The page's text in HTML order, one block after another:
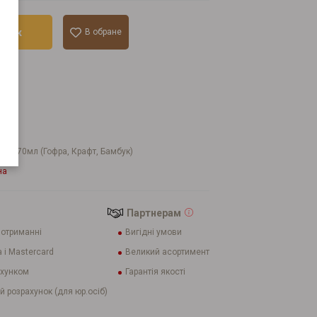
В обране
270мл (Гофра, Крафт, Бамбук)
і Mastercard
розрахунок (для юр.осіб)
Партнерам
Вигідні умови
Великий асортимент
Гарантія якості